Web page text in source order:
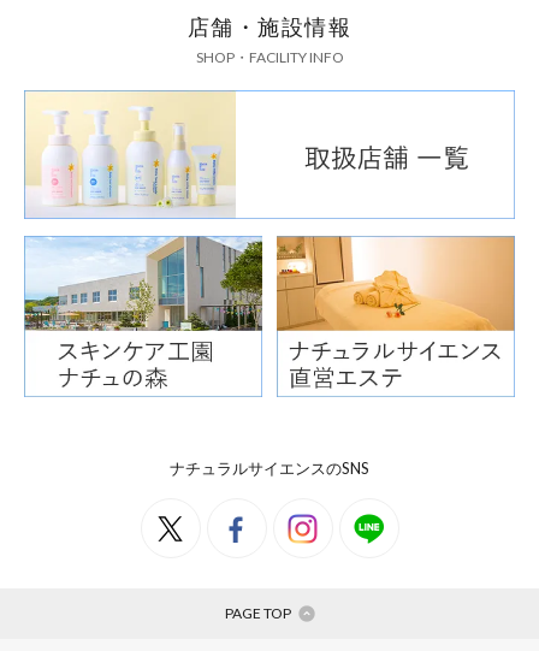
店舗・施設情報
SHOP・FACILITY INFO
ナチュラルサイエンスのSNS
PAGE TOP